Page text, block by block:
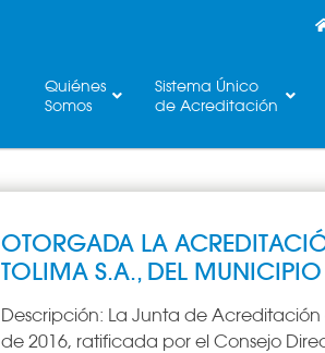
Quiénes
Somos
Sistema Único
de Acreditación
OTORGADA LA
TOLIMA S.A., DEL
Descripción: La Junta de Acreditación
de 2016, ratificada por el Consejo